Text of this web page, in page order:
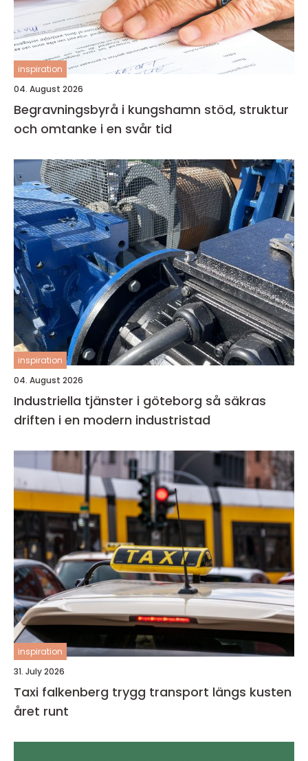
inspiration
04. August 2026
Begravningsbyrå i kungshamn stöd, struktur
och omtanke i en svår tid
inspiration
04. August 2026
Industriella tjänster i göteborg så säkras
driften i en modern industristad
inspiration
31. July 2026
Taxi falkenberg trygg transport längs kusten
året runt